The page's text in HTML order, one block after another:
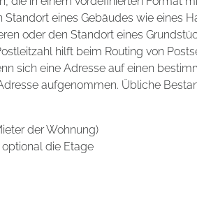
eines Gebäudes wie eines
oder den Standort eines
hilft beim Routing von
sich eine Adresse auf einen
aufgenommen. Übliche
der Wohnung)
die Etage